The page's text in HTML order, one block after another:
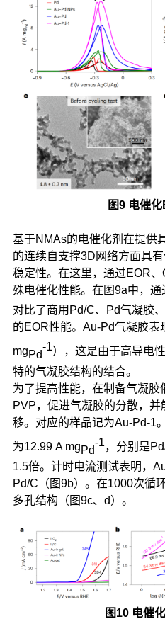
图9 电催
基于NMAs的电催化剂在提供
的连续自支撑3D网络方面具
稳定性。在这里，通过EOR
殊电催化性能。在图9a中，通
对比了商用Pd/C、Pd气凝胶
的EOR性能。Au-Pd气凝胶表
mgPd
-1），这是由于高导电
特的气凝胶结构的结合。
为了提高性能，在制备气凝胶
PVP，促进气凝胶的分散，并
移。对应的样品记为Au-Pd-1
为12.99 A mgPd
-1，分别是
1.5倍。计时电流测试表明，
Pd/C（图9b）。在1000次循
多孔结构（图9c、d）。
图10 电催